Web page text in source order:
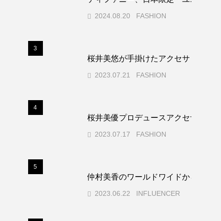
2024.08.20 FASHION
3
桜井美悠が手掛けたアクセサリーコ
2023.07.21 FASHION
4
桜井美優プロデュースアクセサリー
2023.07.17 FASHION
5
仲村美香のワールドワイドから見る
2023.06.22 INFLUENCER